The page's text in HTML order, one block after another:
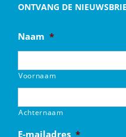
ONTVANG DE
Naam *
Voornaam
Achternaam
E-mailadres *